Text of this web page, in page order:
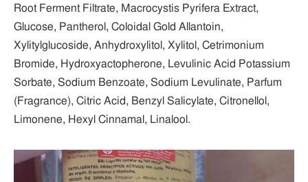
Root Ferment Filtrate, Macrocystis Pyrifera Extract,
Glucose, Pantherol, Coloidal Gold Allantoin,
Xylitylglucoside, Anhydroxylitol, Xylitol, Cetrimonium
Bromide, Hydroxyactopherone, Levulinic Acid Potassium
Sorbate, Sodium Benzoate, Sodium Levulinate, Parfum
(Fragrance), Citric Acid, Benzyl Salicylate, Citronellol,
Limonene, Hexyl Cinnamal, Linalool.